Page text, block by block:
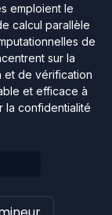
emploient le
calcul parallèle
de
sur la
et de vérification
et efficace à
la confidentialité